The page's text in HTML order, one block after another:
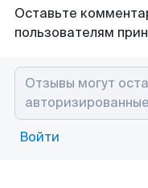
Оставьте
пользователям
Войти